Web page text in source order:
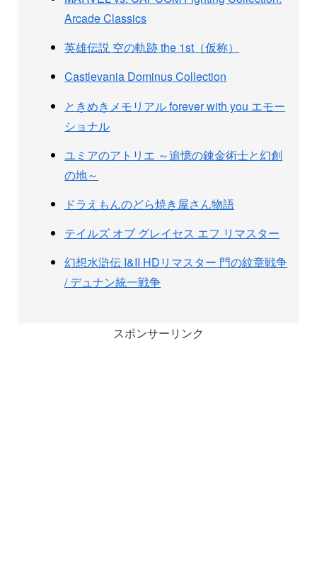
Arcade Classics
英雄伝説 空の軌跡 the 1st（仮称）
Castlevania Dominus Collection
ときめきメモリアル forever with you エモー
ショナル
ユミアのアトリエ ～追憶の錬金術士と幻創
の地～
ドラえもんのどら焼き屋さん物語
テイルズ オブ グレイセス エフ リマスター
幻想水滸伝 I&II HDリマスター 門の紋章戦争
/ デュナン統一戦争
スポンサーリンク